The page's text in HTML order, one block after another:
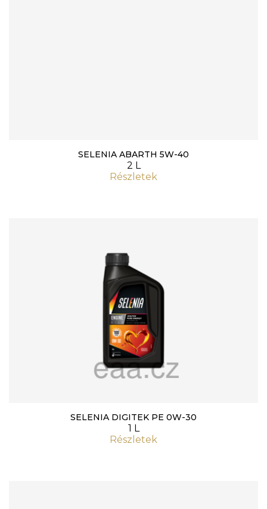
SELENIA ABARTH 5W-40
2 L
Részletek
SELENIA DIGITEK PE 0W-30
1 L
Részletek